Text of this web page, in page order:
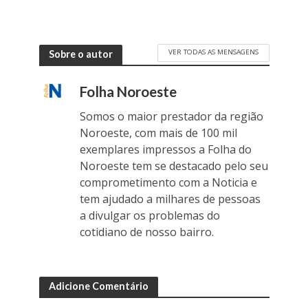
Sobre o autor VER TODAS AS MENSAGENS
Folha Noroeste
Somos o maior prestador da região
Noroeste, com mais de 100 mil
exemplares impressos a Folha do
Noroeste tem se destacado pelo seu
comprometimento com a Noticia e
tem ajudado a milhares de pessoas
a divulgar os problemas do
cotidiano de nosso bairro.
Adicione Comentário